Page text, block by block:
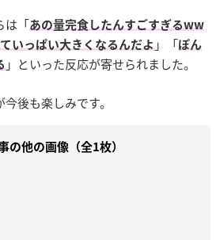
は「あの量完食したんすごすぎるww
いっぱい大きくなるんだよ 」「ぽん
」といった反応が寄せられました。
後も楽しみです。
の他の画像（全1枚）